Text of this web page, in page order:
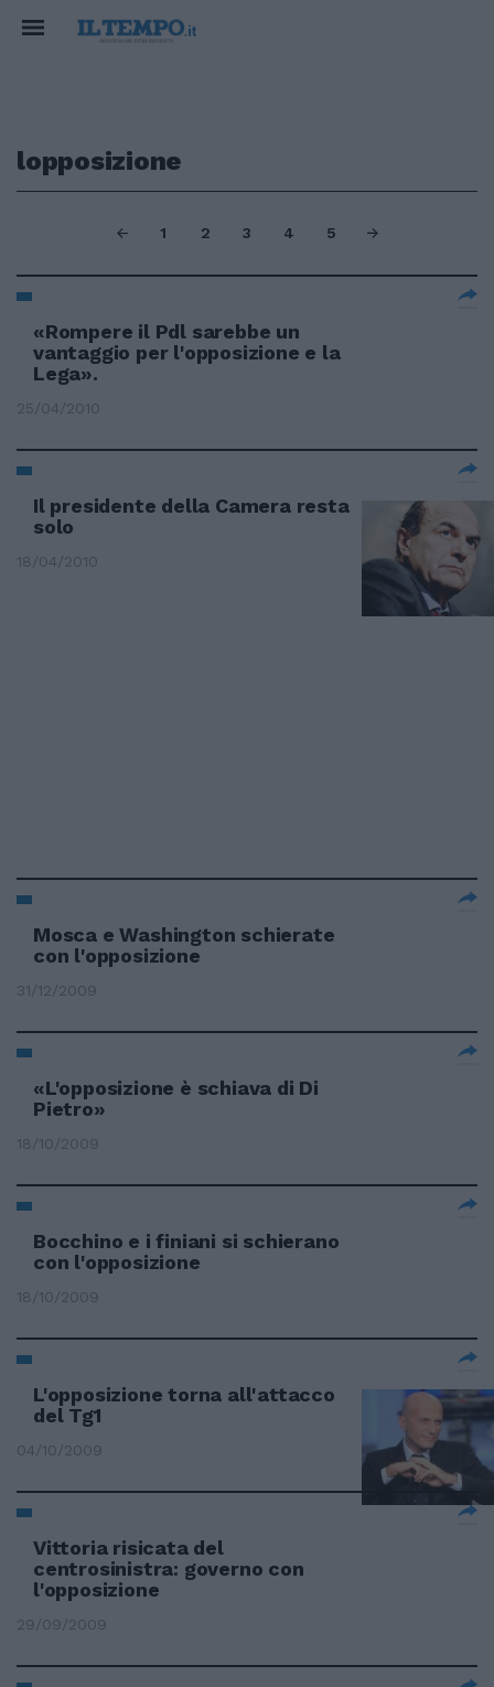
lopposizione
1 2 3 4 5
«Rompere il Pdl sarebbe un
vantaggio per l'opposizione e la
Lega».
25/04/2010
Il presidente della Camera resta
solo
18/04/2010
Mosca e Washington schierate
con l'opposizione
31/12/2009
«L'opposizione è schiava di Di
Pietro»
18/10/2009
Bocchino e i finiani si schierano
con l'opposizione
18/10/2009
L'opposizione torna all'attacco
del Tg1
04/10/2009
Vittoria risicata del
centrosinistra: governo con
l'opposizione
29/09/2009